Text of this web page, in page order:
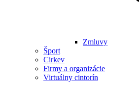
Zmluvy
Šport
Cirkev
Firmy a organizácie
Virtuálny cintorín